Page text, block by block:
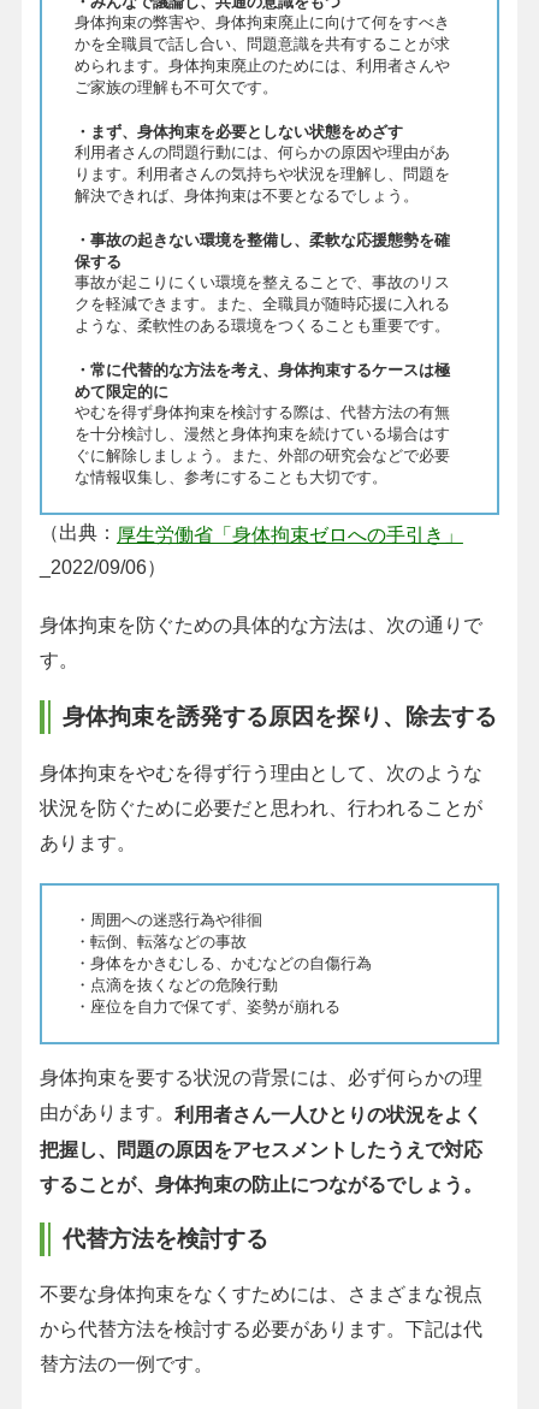
身体拘束の弊害や、身体拘束廃止に向けて何をすべき
かを全職員で話し合い、問題意識を共有することが求
められます。身体拘束廃止のためには、利用者さんや
ご家族の理解も不可欠です。
・まず、身体拘束を必要としない状態をめざす
利用者さんの問題行動には、何らかの原因や理由があ
ります。利用者さんの気持ちや状況を理解し、問題を
解決できれば、身体拘束は不要となるでしょう。
・事故の起きない環境を整備し、柔軟な応援態勢を確
保する
事故が起こりにくい環境を整えることで、事故のリス
クを軽減できます。また、全職員が随時応援に入れる
ような、柔軟性のある環境をつくることも重要です。
・常に代替的な方法を考え、身体拘束するケースは極
めて限定的に
やむを得ず身体拘束を検討する際は、代替方法の有無
を十分検討し、漫然と身体拘束を続けている場合はす
ぐに解除しましょう。また、外部の研究会などで必要
な情報収集し、参考にすることも大切です。
（出典： 厚生労働省「身体拘束ゼロへの手引き」
_2022/09/06）
身体拘束を防ぐための具体的な方法は、次の通りで
す。
身体拘束を誘発する原因を探り、除去する
身体拘束をやむを得ず行う理由として、次のような
状況を防ぐために必要だと思われ、行われることが
あります。
・周囲への迷惑行為や徘徊
・転倒、転落などの事故
・身体をかきむしる、かむなどの自傷行為
・点滴を抜くなどの危険行動
・座位を自力で保てず、姿勢が崩れる
身体拘束を要する状況の背景には、必ず何らかの理
由があります。 利用者さん一人ひとりの状況をよく
把握し、問題の原因をアセスメントしたうえで対応
することが、身体拘束の防止につながるでしょう。
代替方法を検討する
不要な身体拘束をなくすためには、さまざまな視点
から代替方法を検討する必要があります。下記は代
替方法の一例です。